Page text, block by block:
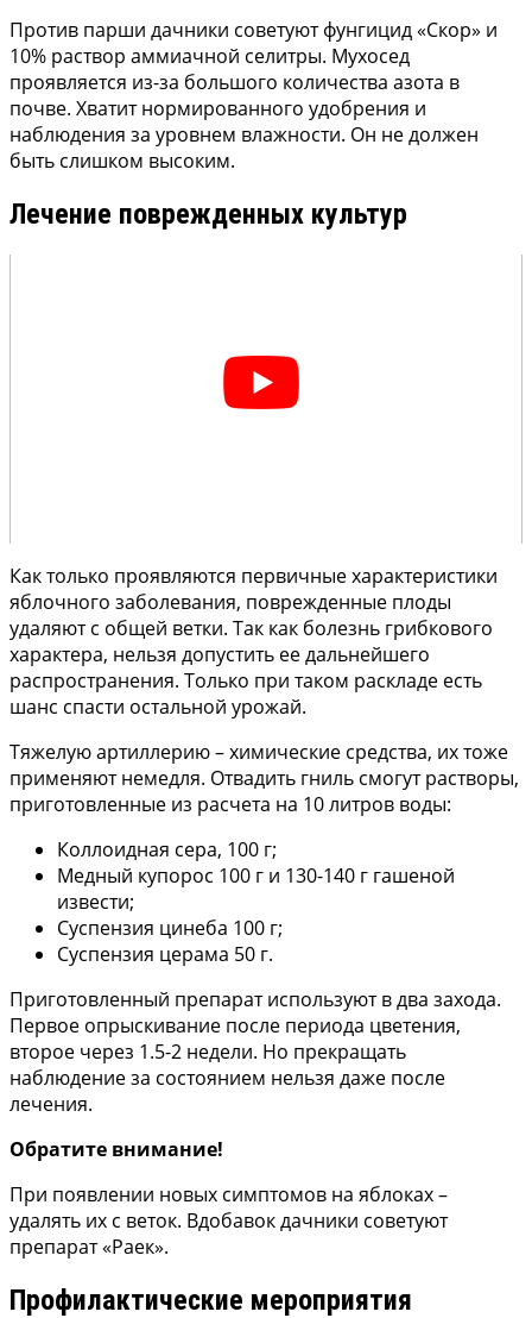
Против парши дачники советуют фунгицид «Скор» и
10% раствор аммиачной селитры. Мухосед
проявляется из-за большого количества азота в
почве. Хватит нормированного удобрения и
наблюдения за уровнем влажности. Он не должен
быть слишком высоким.
Лечение поврежденных культур
Как только проявляются первичные характеристики
яблочного заболевания, поврежденные плоды
удаляют с общей ветки. Так как болезнь грибкового
характера, нельзя допустить ее дальнейшего
распространения. Только при таком раскладе есть
шанс спасти остальной урожай.
Тяжелую артиллерию – химические средства, их тоже
применяют немедля. Отвадить гниль смогут растворы,
приготовленные из расчета на 10 литров воды:
Коллоидная сера, 100 г;
Медный купорос 100 г и 130-140 г гашеной
извести;
Суспензия цинеба 100 г;
Суспензия церама 50 г.
Приготовленный препарат используют в два захода.
Первое опрыскивание после периода цветения,
второе через 1.5-2 недели. Но прекращать
наблюдение за состоянием нельзя даже после
лечения.
Обратите внимание!
При появлении новых симптомов на яблоках –
удалять их с веток. Вдобавок дачники советуют
препарат «Раек».
Профилактические мероприятия